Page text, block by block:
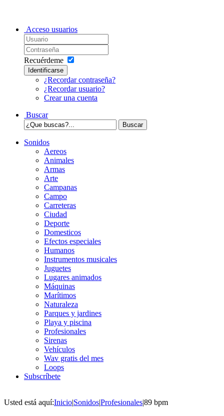
Acceso usuarios
Recuérdeme
Identificarse
¿Recordar contraseña?
¿Recordar usuario?
Crear una cuenta
Buscar
Sonidos
Aereos
Animales
Armas
Arte
Campanas
Campo
Carreteras
Ciudad
Deporte
Domesticos
Efectos especiales
Humanos
Instrumentos musicales
Juguetes
Lugares animados
Máquinas
Marítimos
Naturaleza
Parques y jardines
Playa y piscina
Profesionales
Sirenas
Vehículos
Wav gratis del mes
Loops
Subscríbete
Usted está aquí:Inicio|Sonidos|Profesionales|89 bpm